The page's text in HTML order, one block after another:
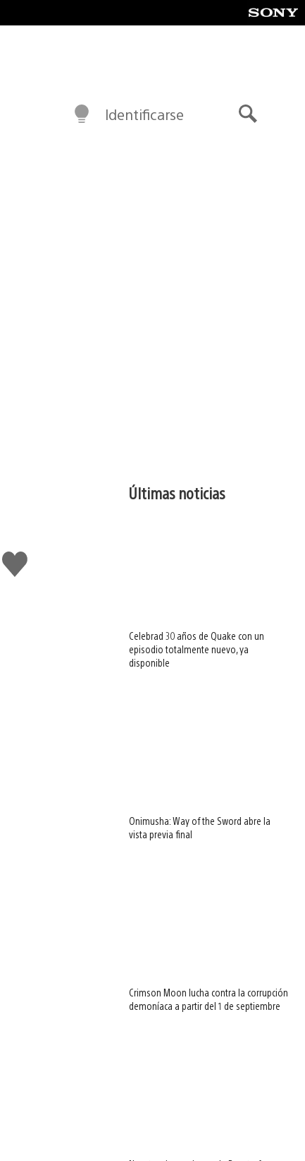
Identificarse
Me
gusta
esto
Últimas noticias
Celebrad 30 años de Quake con un
episodio totalmente nuevo, ya
disponible
Onimusha: Way of the Sword abre la
vista previa final
Crimson Moon lucha contra la corrupción
demoníaca a partir del 1 de septiembre